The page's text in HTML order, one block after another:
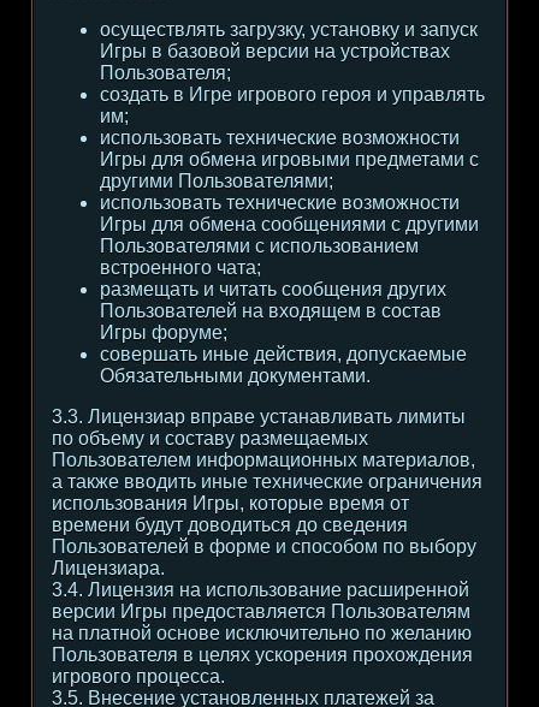
осуществлять загрузку, установку и запуск
Игры в базовой версии на устройствах
Пользователя;
создать в Игре игрового героя и управлять
им;
использовать технические возможности
Игры для обмена игровыми предметами с
другими Пользователями;
использовать технические возможности
Игры для обмена сообщениями с другими
Пользователями с использованием
встроенного чата;
размещать и читать сообщения других
Пользователей на входящем в состав
Игры форуме;
совершать иные действия, допускаемые
Обязательными документами.
3.3. Лицензиар вправе устанавливать лимиты
по объему и составу размещаемых
Пользователем информационных материалов,
а также вводить иные технические ограничения
использования Игры, которые время от
времени будут доводиться до сведения
Пользователей в форме и способом по выбору
Лицензиара.
3.4. Лицензия на использование расширенной
версии Игры предоставляется Пользователям
на платной основе исключительно по желанию
Пользователя в целях ускорения прохождения
игрового процесса.
3.5. Внесение установленных платежей за